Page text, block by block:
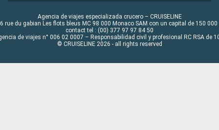
Agencia de viajes especializada crucero – CRUISELINE
rue du gabian Les flots bleus MC 98 000 Monaco SAM con un capital de 150 000
contact tel : (00) 377 97 97 84 50
de viajes n° 006 02 0007 – Responsabilidad civil y profesional RC RSA de
© CRUISELINE 2026 - all rights reserved